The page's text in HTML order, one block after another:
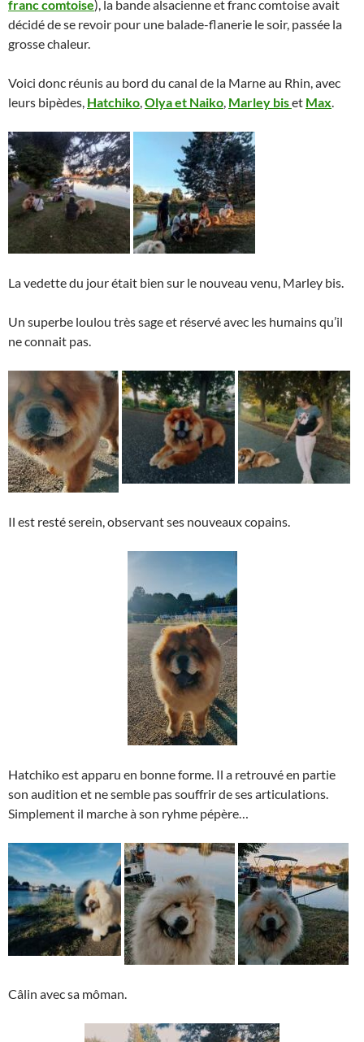
franc comtoise), la bande alsacienne et franc comtoise avait
décidé de se revoir pour une balade-flanerie le soir, passée la
grosse chaleur.
Voici donc réunis au bord du canal de la Marne au Rhin, avec
leurs bipèdes, Hatchiko,Olya et Naiko, Marley biset Max.
La vedette du jour était bien sur le nouveau venu, Marley bis.
Un superbe loulou très sage et réservé avec les humains qu’il
ne connait pas.
Il est resté serein, observant ses nouveaux copains.
Hatchiko est apparu en bonne forme. Il a retrouvé en partie
son audition et ne semble pas souffrir de ses articulations.
Simplement il marche à son ryhme pépère…
Câlin avec sa môman.